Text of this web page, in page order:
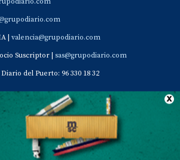
| valencia@grupodiario.com
Suscriptor | sas@grupodiario.com
del Puerto: 96 330 18 32
Quiénes somos Política de privacidad